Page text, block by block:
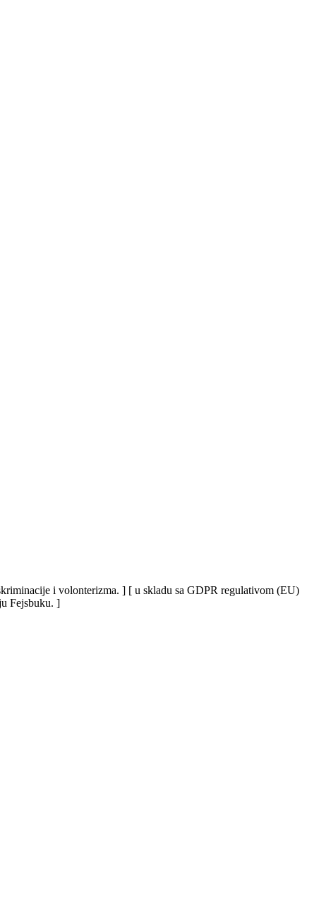
i volonterizma. ] [ u skladu sa GDPR regulativom (EU)
Fejsbuku. ]